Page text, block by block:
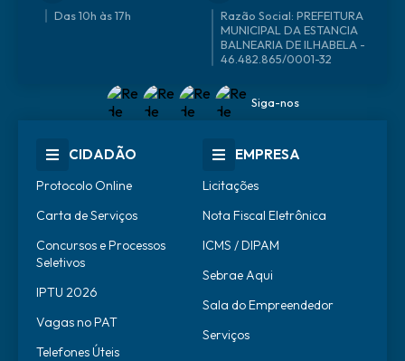
Das 10h às 17h
46.482.865/0001-32
Siga-nos
CIDADÃO
Protocolo Online
Carta de Serviços
Concursos e Processos
Seletivos
IPTU 2026
Vagas no PAT
Telefones Úteis
EMPRESA
Licitações
Nota Fiscal Eletrônica
ICMS / DIPAM
Sebrae Aqui
Sala do Empreendedor
Serviços